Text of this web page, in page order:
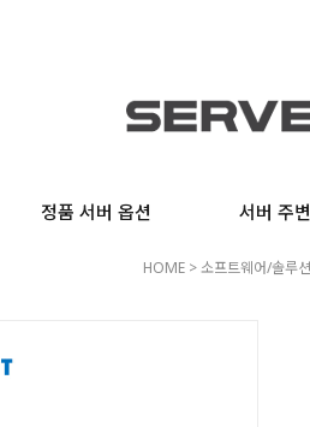
정품 서버 옵션 서버 주
HOME >소프트웨어/솔루션